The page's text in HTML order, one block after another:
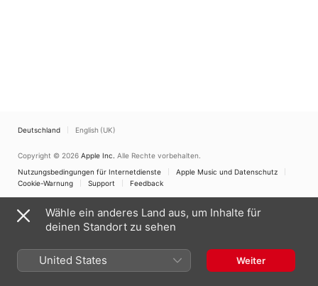
Deutschland English (UK)
Copyright © 2026 Apple Inc. Alle Rechte vorbehalten.
Nutzungsbedingungen für Internetdienste
Apple Music und Datenschutz
Cookie-Warnung
Support Feedback
Wähle ein anderes Land aus, um Inhalte für
deinen Standort zu sehen
United States Weiter